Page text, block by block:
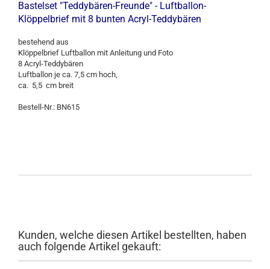
Bastelset "Teddybären-Freunde" - Luftballon-
Klöppelbrief mit 8 bunten Acryl-Teddybären
bestehend aus
Klöppelbrief Luftballon mit Anleitung und Foto
8 Acryl-Teddybären
Luftballon je ca. 7,5 cm hoch,
ca. 5,5 cm breit
Bestell-Nr.: BN615
Kunden, welche diesen Artikel bestellten, haben
auch folgende Artikel gekauft: